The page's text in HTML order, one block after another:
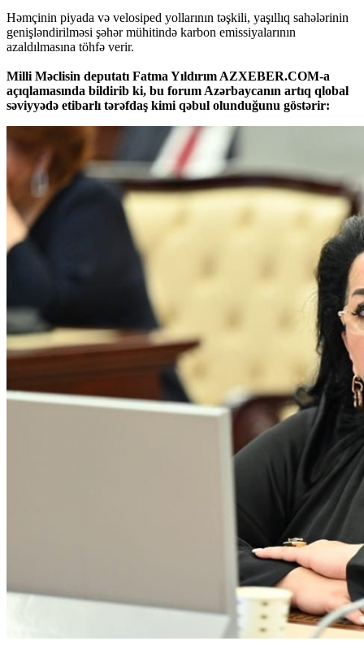
Həmçinin piyada və velosiped yollarının təşkili, yaşıllıq sahələrinin
genişləndirilməsi şəhər mühitində karbon emissiyalarının
azaldılmasına töhfə verir.
Milli Məclisin deputatı Fatma Yıldırım AZXEBER.COM-a
açıqlamasında bildirib ki, bu forum Azərbaycanın artıq qlobal
səviyyədə etibarlı tərəfdaş kimi qəbul olunduğunu göstərir: